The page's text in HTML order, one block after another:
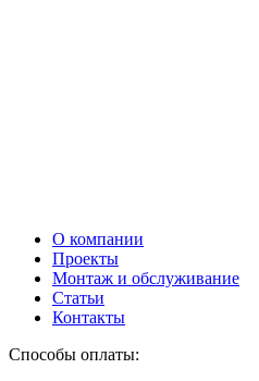
О компании
Проекты
Монтаж и обслуживание
Статьи
Контакты
Способы оплаты: